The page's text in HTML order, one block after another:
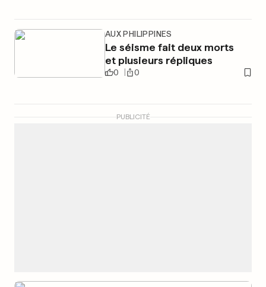
AUX PHILIPPINES
Le séisme fait deux morts
et plusieurs répliques
0 0
PUBLICITÉ